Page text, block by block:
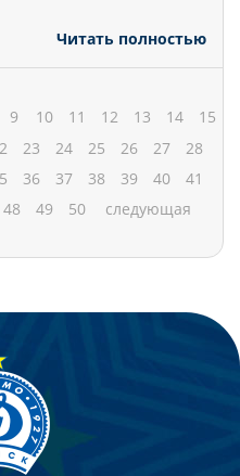
Читать полностью
9 10 11 12 13 14
15
23 24 25 26 27
28
36 37 38 39 40
41
48 49 50 следующая